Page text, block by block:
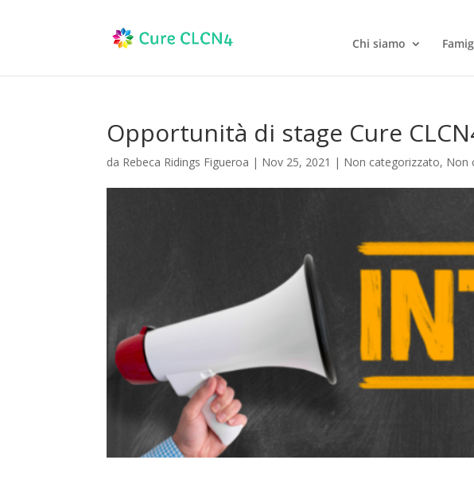
Chi siamo
Opportunità di stage Cure
da Rebeca Ridings Figueroa | Nov 25, 2021 | Non categorizzato, Non